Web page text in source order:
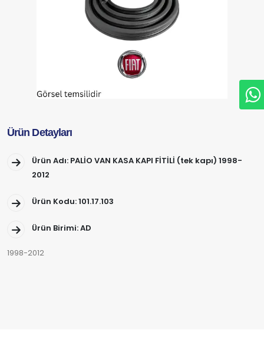
Ürün Detayları
Ürün Adı: PALİO VAN KASA KAPI FİTİLİ (tek kapı) 1998-
2012
Ürün Kodu: 101.17.103
Ürün Birimi: AD
1998-2012